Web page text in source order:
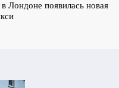
Лондоне появилась новая